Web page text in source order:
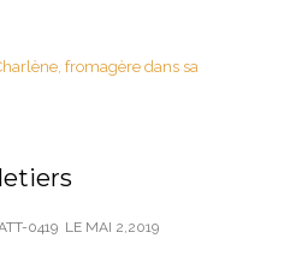
0419 LE MAI 2,2019